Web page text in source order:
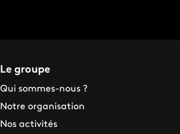
Le groupe
Qui sommes-nous ?
Notre organisation
Nos activités